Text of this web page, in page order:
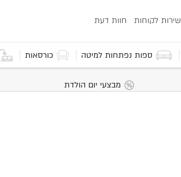
שירות לקוחות חוות דעת
ספות נפתחות למיטה כורסאות
מבצעי יום הולדת